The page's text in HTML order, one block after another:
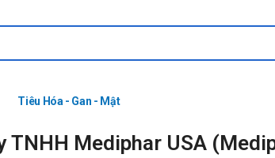
Tiêu Hóa - Gan - Mật
TNHH Mediphar USA